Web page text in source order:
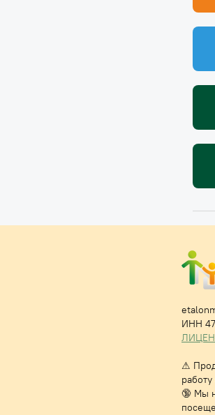
ИНН
⚠
работу
🔞 Мы